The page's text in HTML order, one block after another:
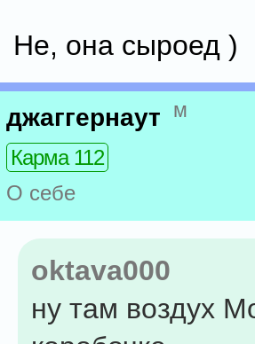
Не, она сыроед )
джаггернаут м
Карма 112
О себе
oktava000
ну там воздух